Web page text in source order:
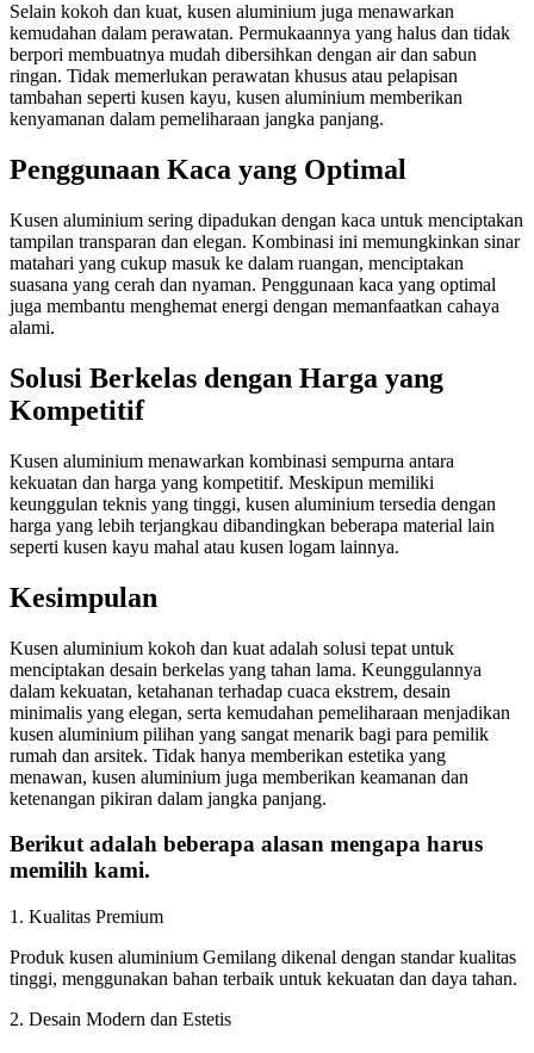
Selain kokoh dan kuat, kusen aluminium juga menawarkan
kemudahan dalam perawatan. Permukaannya yang halus dan tidak
berpori membuatnya mudah dibersihkan dengan air dan sabun
ringan. Tidak memerlukan perawatan khusus atau pelapisan
tambahan seperti kusen kayu, kusen aluminium memberikan
kenyamanan dalam pemeliharaan jangka panjang.
Penggunaan Kaca yang Optimal
Kusen aluminium sering dipadukan dengan kaca untuk menciptakan
tampilan transparan dan elegan. Kombinasi ini memungkinkan sinar
matahari yang cukup masuk ke dalam ruangan, menciptakan
suasana yang cerah dan nyaman. Penggunaan kaca yang optimal
juga membantu menghemat energi dengan memanfaatkan cahaya
alami.
Solusi Berkelas dengan Harga yang
Kompetitif
Kusen aluminium menawarkan kombinasi sempurna antara
kekuatan dan harga yang kompetitif. Meskipun memiliki
keunggulan teknis yang tinggi, kusen aluminium tersedia dengan
harga yang lebih terjangkau dibandingkan beberapa material lain
seperti kusen kayu mahal atau kusen logam lainnya.
Kesimpulan
Kusen aluminium kokoh dan kuat adalah solusi tepat untuk
menciptakan desain berkelas yang tahan lama. Keunggulannya
dalam kekuatan, ketahanan terhadap cuaca ekstrem, desain
minimalis yang elegan, serta kemudahan pemeliharaan menjadikan
kusen aluminium pilihan yang sangat menarik bagi para pemilik
rumah dan arsitek. Tidak hanya memberikan estetika yang
menawan, kusen aluminium juga memberikan keamanan dan
ketenangan pikiran dalam jangka panjang.
Berikut adalah beberapa alasan mengapa harus
memilih kami.
1. Kualitas Premium
Produk kusen aluminium Gemilang dikenal dengan standar kualitas
tinggi, menggunakan bahan terbaik untuk kekuatan dan daya tahan.
2. Desain Modern dan Estetis